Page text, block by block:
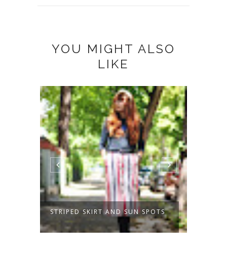
YOU MIGHT ALSO
LIKE
STRIPED SKIRT AND SUN SPOTS